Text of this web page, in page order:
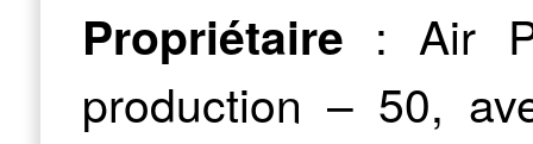
Propriétaire : Air
production – 50,